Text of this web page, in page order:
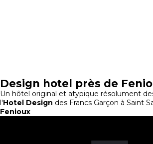
Design hotel près de
Un hôtel original et atypique résolument
l'Hotel Design des Francs Garçon à Saint
Fenioux